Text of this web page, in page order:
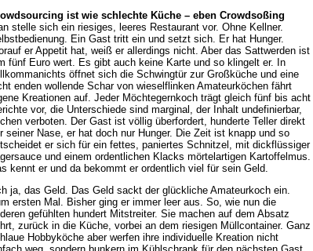
ist wie schlechte Küche – eben Crowdsoßing
stelle sich ein riesiges, leeres Restaurant vor. Ohne Kellner.
Ein Gast tritt ein und setzt sich. Er hat Hunger.
er Appetit hat, weiß er allerdings nicht. Aber das Sattwerden ist
fünf Euro wert. Es gibt auch keine Karte und so klingelt er. In
öffnet sich die Schwingtür zur Großküche und eine
enden wollende Schar von wieselflinken Amateurköchen fährt
Kreationen auf. Jeder Möchtegernkoch trägt gleich fünf bis acht
vor, die Unterschiede sind marginal, der Inhalt undefinierbar,
verboten. Der Gast ist völlig überfordert, hunderte Teller direkt
seiner Nase, er hat doch nur Hunger. Die Zeit ist knapp und so
er sich für ein fettes, paniertes Schnitzel, mit dickflüssiger
und einem ordentlichen Klacks mörtelartigen Kartoffelmus.
kennt er und da bekommt er ordentlich viel für sein Geld.
ja, das Geld. Das Geld sackt der glückliche Amateurkoch ein.
ersten Mal. Bisher ging er immer leer aus. So, wie nun die
gefühlten hundert Mitstreiter. Sie machen auf dem Absatz
zurück in die Küche, vorbei an dem riesigen Müllcontainer. Ganz
Hobbyköche aber werfen ihre individuelle Kreation nicht